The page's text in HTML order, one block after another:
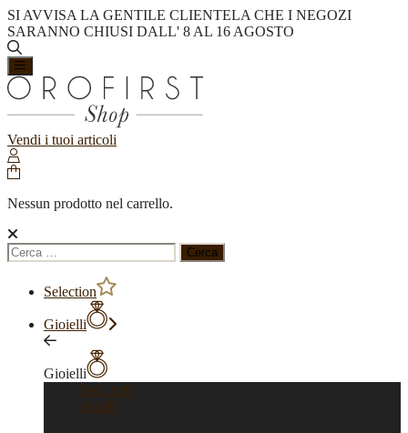
SI AVVISA LA GENTILE CLIENTELA CHE I NEGOZI
SARANNO CHIUSI DALL' 8 AL 16 AGOSTO
Vendi i tuoi articoli
Nessun prodotto nel carrello.
Ricerca
per:
Selection
Gioielli
Gioielli
Vedi tutti
Anelli